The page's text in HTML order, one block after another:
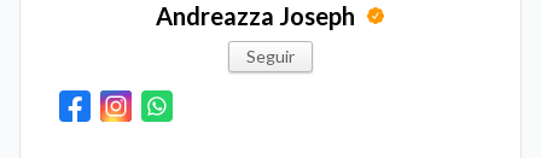
Andreazza Joseph
Seguir